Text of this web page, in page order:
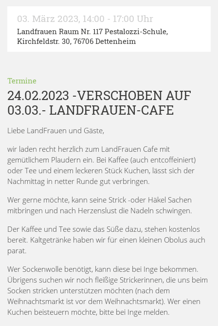
03. März 2023, 14:00 - 17:00 Uhr
Landfrauen Raum Nr. 117 Pestalozzi-Schule,
Kirchfeldstr. 30, 76706 Dettenheim
Termine
24.02.2023 -VERSCHOBEN AUF
03.03.- LANDFRAUEN-CAFE
Liebe LandFrauen und Gäste,
wir laden recht herzlich zum LandFrauen Cafe mit
gemütlichem Plaudern ein. Bei Kaffee (auch entcoffeiniert)
oder Tee und einem leckeren Stück Kuchen, lässt sich der
Nachmittag in netter Runde gut verbringen.
Wer gerne möchte, kann seine Strick -oder Häkel Sachen
mitbringen und nach Herzenslust die Nadeln schwingen.
Der Kaffee und Tee sowie das Süße dazu, stehen kostenlos
bereit. Kaltgetränke haben wir für einen kleinen Obolus auch
parat.
Wer Sockenwolle benötigt, kann diese bei Inge bekommen.
Übrigens suchen wir noch fleißige Strickerinnen, die uns beim
Socken stricken unterstützen möchten (nach dem
Weihnachtsmarkt ist vor dem Weihnachtsmarkt). Wer einen
Kuchen beisteuern möchte, bitte bei Inge melden.